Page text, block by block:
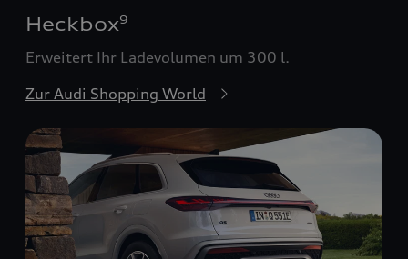
Heckbox9
Erweitert Ihr Ladevolumen um 300 l.
Zur Audi Shopping World